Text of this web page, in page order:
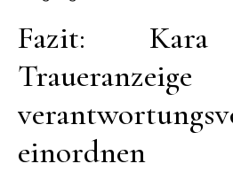
Fazit: Kara
Traueranzeige
einordnen